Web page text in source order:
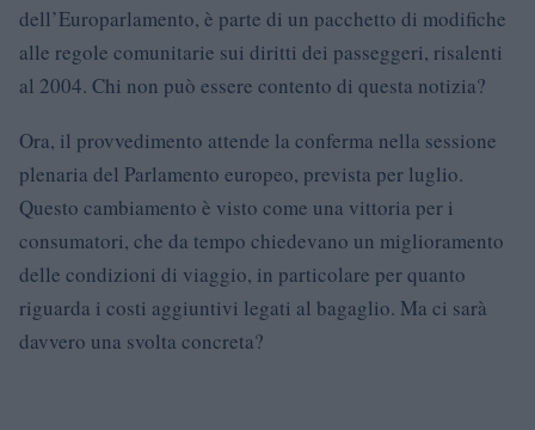
dell’Europarlamento, è parte di un pacchetto di modifiche
alle regole comunitarie sui diritti dei passeggeri, risalenti
al 2004. Chi non può essere contento di questa notizia?
Ora, il provvedimento attende la conferma nella sessione
plenaria del Parlamento europeo, prevista per luglio.
Questo cambiamento è visto come una vittoria per i
consumatori, che da tempo chiedevano un miglioramento
delle condizioni di viaggio, in particolare per quanto
riguarda i costi aggiuntivi legati al bagaglio. Ma ci sarà
davvero una svolta concreta?